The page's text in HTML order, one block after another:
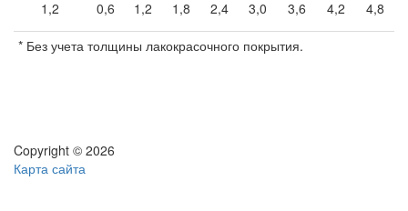
1,2 0,6 1,2 1,8 2,4 3,0 3,6 4,2 4,8
* Без учета толщины лакокрасочного покрытия.
Copyright © 2026
Карта сайта